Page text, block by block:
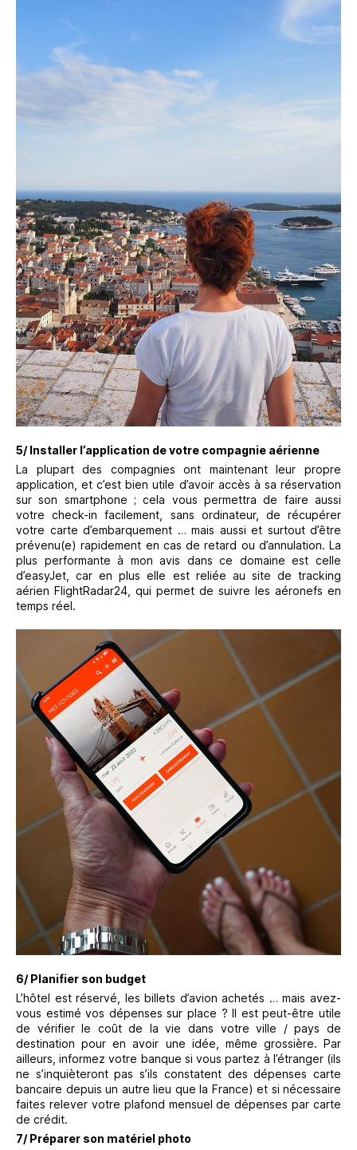
5/ Installer l’application de votre compagnie aérienne
La plupart des compagnies ont maintenant leur propre
application, et c’est bien utile d’avoir accès à sa réservation
sur son smartphone ; cela vous permettra de faire aussi
votre check-in facilement, sans ordinateur, de récupérer
votre carte d’embarquement … mais aussi et surtout d’être
prévenu(e) rapidement en cas de retard ou d’annulation. La
plus performante à mon avis dans ce domaine est celle
d’easyJet, car en plus elle est reliée au site de tracking
aérien FlightRadar24, qui permet de suivre les aéronefs en
temps réel.
6/ Planifier son budget
L’hôtel est réservé, les billets d’avion achetés … mais avez-
vous estimé vos dépenses sur place ? Il est peut-être utile
de vérifier le coût de la vie dans votre ville / pays de
destination pour en avoir une idée, même grossière. Par
ailleurs, informez votre banque si vous partez à l’étranger (ils
ne s’inquièteront pas s’ils constatent des dépenses carte
bancaire depuis un autre lieu que la France) et si nécessaire
faites relever votre plafond mensuel de dépenses par carte
de crédit.
7/ Préparer son matériel photo